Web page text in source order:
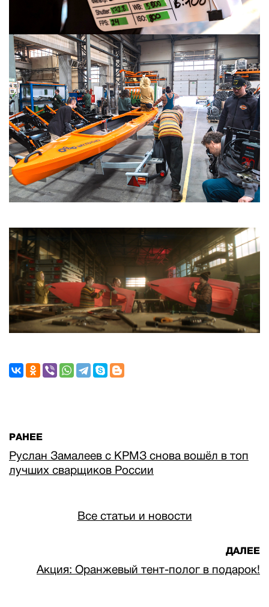
РАНЕЕ
Руслан Замалеев с КРМЗ снова вошёл в топ
лучших сварщиков России
Все статьи и новости
ДАЛЕЕ
Акция: Оранжевый тент-полог в подарок!